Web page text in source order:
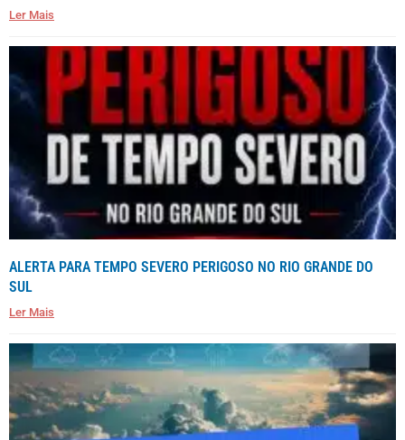
Ler Mais
ALERTA PARA TEMPO SEVERO PERIGOSO NO RIO GRANDE DO
SUL
Ler Mais